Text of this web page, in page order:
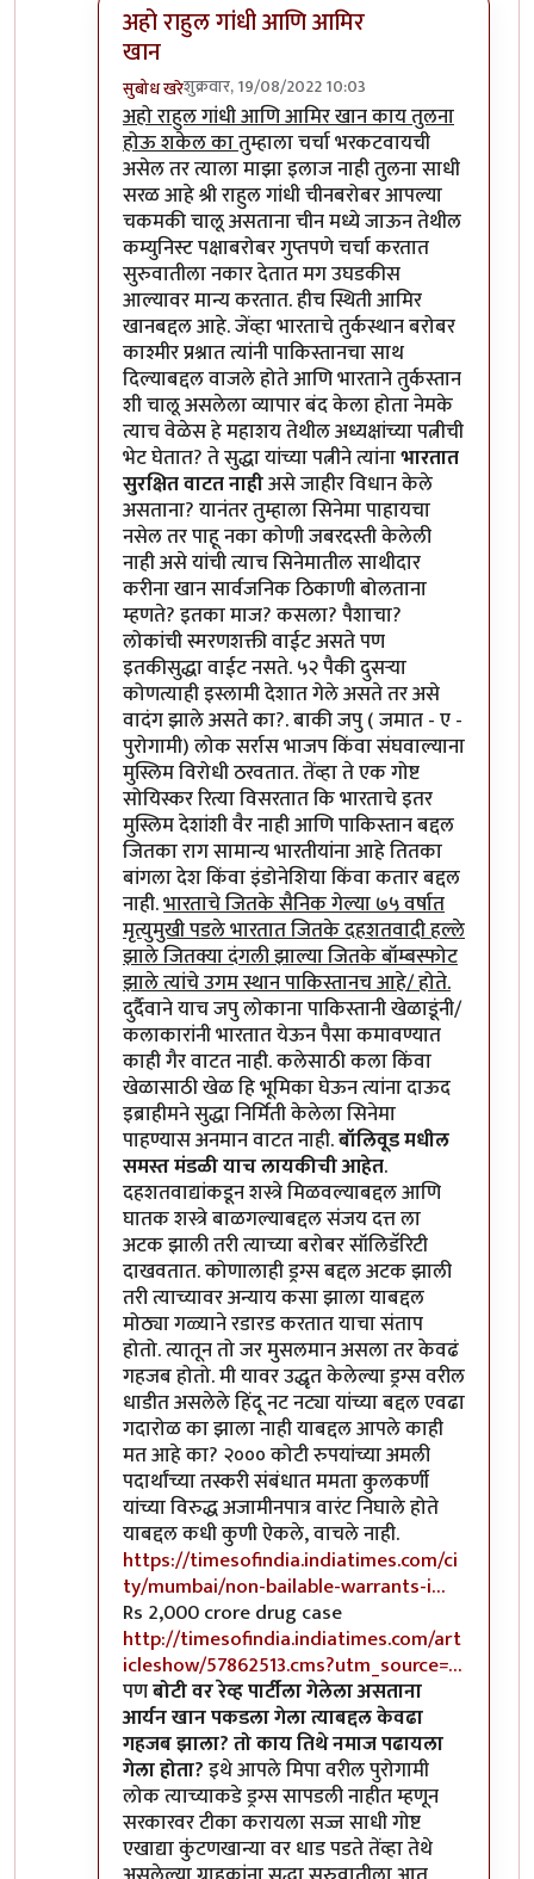
अहो राहुल गांधी आणि आमिर
खान
सुबोध खरेशुक्रवार, 19/08/2022 10:03
In reply toआमचं सोडा डॉक्टरbyजेम्स वांड
अहो राहुल गांधी आणि आमिर खान काय तुलना
होऊ शकेल कातुम्हाला चर्चा भरकटवायची
असेल तर त्याला माझा इलाज नाही तुलना साधी
सरळ आहे श्री राहुल गांधी चीनबरोबर आपल्या
चकमकी चालू असताना चीन मध्ये जाऊन तेथील
कम्युनिस्ट पक्षाबरोबर गुप्तपणे चर्चा करतात
सुरुवातीला नकार देतात मग उघडकीस
आल्यावर मान्य करतात. हीच स्थिती आमिर
खानबद्दल आहे. जेंव्हा भारताचे तुर्कस्थान बरोबर
काश्मीर प्रश्नात त्यांनी पाकिस्तानचा साथ
दिल्याबद्दल वाजले होते आणि भारताने तुर्कस्तान
शी चालू असलेला व्यापार बंद केला होता नेमके
त्याच वेळेस हे महाशय तेथील अध्यक्षांच्या पत्नीची
भेट घेतात? ते सुद्धा यांच्या पत्नीने त्यांनाभारतात
सुरक्षित वाटत नाहीअसे जाहीर विधान केले
असताना? यानंतर तुम्हाला सिनेमा पाहायचा
नसेल तर पाहू नका कोणी जबरदस्ती केलेली
नाही असे यांची त्याच सिनेमातील साथीदार
करीना खान सार्वजनिक ठिकाणी बोलताना
म्हणते? इतका माज? कसला? पैशाचा?
लोकांची स्मरणशक्ती वाईट असते पण
इतकीसुद्धा वाईट नसते. ५२ पैकी दुसऱ्या
कोणत्याही इस्लामी देशात गेले असते तर असे
वादंग झाले असते का?. बाकी जपु ( जमात - ए -
पुरोगामी) लोक सर्रास भाजप किंवा संघवाल्याना
मुस्लिम विरोधी ठरवतात. तेंव्हा ते एक गोष्ट
सोयिस्कर रित्या विसरतात कि भारताचे इतर
मुस्लिम देशांशी वैर नाही आणि पाकिस्तान बद्दल
जितका राग सामान्य भारतीयांना आहे तितका
बांगला देश किंवा इंडोनेशिया किंवा कतार बद्दल
नाही.भारताचे जितके सैनिक गेल्या ७५ वर्षात
मृत्युमुखी पडले भारतात जितके दहशतवादी हल्ले
झाले जितक्या दंगली झाल्या जितके बॉम्बस्फोट
झाले त्यांचे उगम स्थान पाकिस्तानच आहे/ होते.
दुर्दैवाने याच जपु लोकाना पाकिस्तानी खेळाडूंनी/
कलाकारांनी भारतात येऊन पैसा कमावण्यात
काही गैर वाटत नाही. कलेसाठी कला किंवा
खेळासाठी खेळ हि भूमिका घेऊन त्यांना दाऊद
इब्राहीमने सुद्धा निर्मिती केलेला सिनेमा
पाहण्यास अनमान वाटत नाही.बॉलिवूड मधील
समस्त मंडळी याच लायकीची आहेत.
दहशतवाद्यांकडून शस्त्रे मिळवल्याबद्दल आणि
घातक शस्त्रे बाळगल्याबद्दल संजय दत्त ला
अटक झाली तरी त्याच्या बरोबर सॉलिडॅरिटी
दाखवतात. कोणालाही ड्रग्स बद्दल अटक झाली
तरी त्याच्यावर अन्याय कसा झाला याबद्दल
मोठ्या गळ्याने रडारड करतात याचा संताप
होतो. त्यातून तो जर मुसलमान असला तर केवढं
गहजब होतो. मी यावर उद्धृत केलेल्या ड्रग्स वरील
धाडीत असलेले हिंदू नट नट्या यांच्या बद्दल एवढा
गदारोळ का झाला नाही याबद्दल आपले काही
मत आहे का? २००० कोटी रुपयांच्या अमली
पदार्थांच्या तस्करी संबंधात ममता कुलकर्णी
यांच्या विरुद्ध अजामीनपात्र वारंट निघाले होते
याबद्दल कधी कुणी ऐकले, वाचले नाही.
https://timesofindia.indiatimes.com/ci
ty/mumbai/non-bailable-warrants-i…
Rs 2,000 crore drug case
http://timesofindia.indiatimes.com/art
icleshow/57862513.cms?utm_source=…
पणबोटी वर रेव्ह पार्टीला गेलेला असताना
आर्यन खान पकडला गेला त्याबद्दल केवढा
गहजब झाला? तो काय तिथे नमाज पढायला
गेला होता?इथे आपले मिपा वरील पुरोगामी
लोक त्याच्याकडे ड्रग्स सापडली नाहीत म्हणून
सरकारवर टीका करायला सज्ज साधी गोष्ट
एखाद्या कुंटणखान्या वर धाड पडते तेंव्हा तेथे